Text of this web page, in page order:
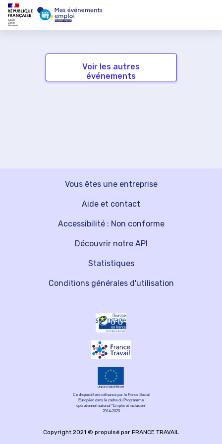
Voir les autres
événements
Vous êtes une entreprise
Découvrir notre API
Aide et contact
Statistiques
Accessibilité : Non conforme
Conditions générales d'utilisation
Ce dispositif est cofinancé par le Fonds Social
Européen dans le cadre du Programme
opérationnel national "Emploi et inclusion"
2014-2020
Copyright 2021 © propulsé par FRANCE TRAVAIL